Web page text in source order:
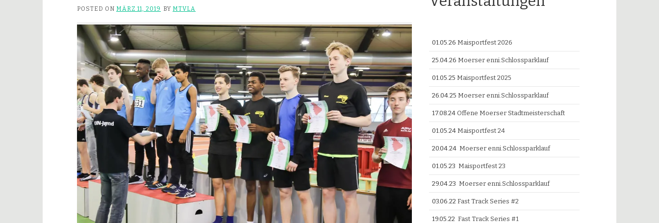
POSTED ON MÄRZ 11, 2019 BY MTVLA
01.05.26Maisportfest 2026
25.04.26Moerser enni.Schlossparklauf
01.05.25Maisportfest 2025
26.04.25Moerser enni.Schlossparklauf
17.08.24 Offene Moerser Stadtmeisterschaft
01.05.24Maisportfest 24
20.04.24Moerser enni.Schlossparklauf
01.05.23Maisportfest 23
29.04.23Moerser enni.Schlossparklauf
03.06.22Fast Track Series #2
19.05.22Fast Track Series #1